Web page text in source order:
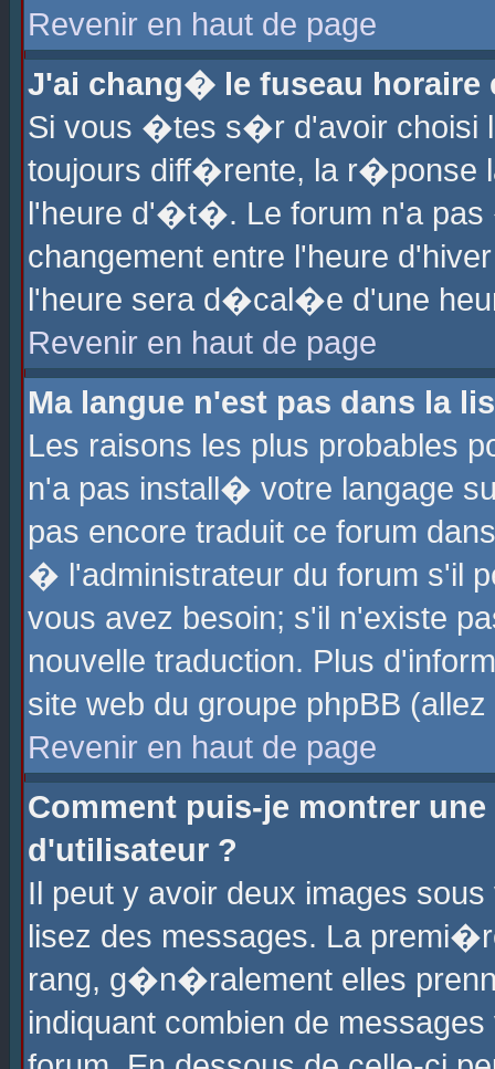
Revenir en haut de page
J'ai chang� le fuseau horaire
Si vous �tes s�r d'avoir choisi
toujours diff�rente, la r�ponse
l'heure d'�t�. Le forum n'a
changement entre l'heure
l'heure sera d�cal�e d'une
Revenir en haut de page
Ma langue n'est pas dans la
Les raisons les plus probables
n'a pas install� votre langage
pas encore traduit ce forum
� l'administrateur du forum s'il
vous avez besoin; s'il n'existe
nouvelle traduction. Plus
site web du groupe phpBB
Revenir en haut de page
Comment puis-je montrer
d'utilisateur ?
Il peut y avoir deux images
lisez des messages. La
rang, g�n�ralement elles
indiquant combien de